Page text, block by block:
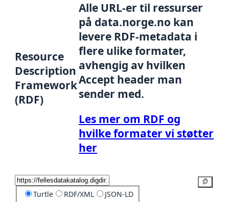
Resource
Description
Framework
(RDF)
Alle URL-er til ressurser
på data.norge.no kan
levere RDF-metadata i
flere ulike formater,
avhengig av hvilken
Accept header man
sender med.
Les mer om RDF og
hvilke formater vi støtter
her
Turtle RDF/XML JSON-LD